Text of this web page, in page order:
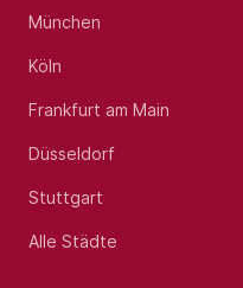
München
Köln
Frankfurt am Main
Düsseldorf
Stuttgart
Alle Städte